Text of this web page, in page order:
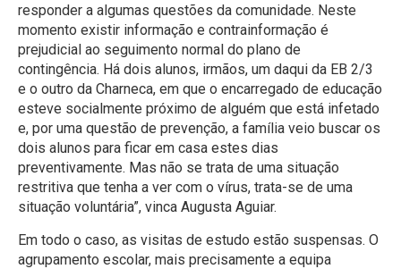
responder a algumas questões da comunidade. Neste
momento existir informação e contrainformação é
prejudicial ao seguimento normal do plano de
contingência. Há dois alunos, irmãos, um daqui da EB 2/3
e o outro da Charneca, em que o encarregado de educação
esteve socialmente próximo de alguém que está infetado
e, por uma questão de prevenção, a família veio buscar os
dois alunos para ficar em casa estes dias
preventivamente. Mas não se trata de uma situação
restritiva que tenha a ver com o vírus, trata-se de uma
situação voluntária”, vinca Augusta Aguiar.
Em todo o caso, as visitas de estudo estão suspensas. O
agrupamento escolar, mais precisamente a equipa